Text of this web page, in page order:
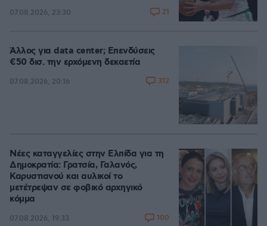
07.08.2026, 23:30 21
Άλλος για data center; Επενδύσεις
€50 δισ. την ερχόμενη δεκαετία
07.08.2026, 20:16 312
Νέες καταγγελίες στην Ελπίδα για τη
Δημοκρατία: Γρατσία, Γαλανός,
Καρυστιανού και αυλικοί το
μετέτρεψαν σε φοβικό αρχηγικό
κόμμα
07.08.2026, 19:33 100